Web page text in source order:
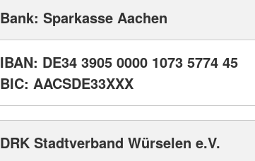
Bank: Sparkasse Aachen
IBAN: DE34 3905 0000 1073 5774 45
BIC: AACSDE33XXX
DRK Stadtverband Würselen e.V.